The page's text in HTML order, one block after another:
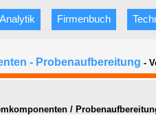
Firmenbuch
- Probenaufbereitung -
/